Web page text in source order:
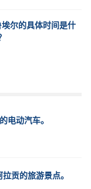
尔的具体时间是什
电动汽车。
贡的旅游景点。